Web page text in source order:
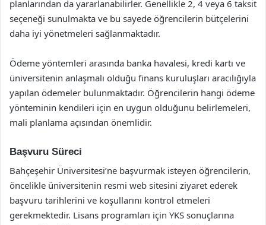
planlarından da yararlanabilirler. Genellikle 2, 4 veya 6 taksit
seçeneği sunulmakta ve bu sayede öğrencilerin bütçelerini
daha iyi yönetmeleri sağlanmaktadır.
Ödeme yöntemleri arasında banka havalesi, kredi kartı ve
üniversitenin anlaşmalı olduğu finans kuruluşları aracılığıyla
yapılan ödemeler bulunmaktadır. Öğrencilerin hangi ödeme
yönteminin kendileri için en uygun olduğunu belirlemeleri,
mali planlama açısından önemlidir.
Başvuru Süreci
Bahçeşehir Üniversitesi’ne başvurmak isteyen öğrencilerin,
öncelikle üniversitenin resmi web sitesini ziyaret ederek
başvuru tarihlerini ve koşullarını kontrol etmeleri
gerekmektedir. Lisans programları için YKS sonuçlarına